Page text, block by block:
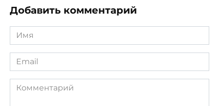
Добавить комментарий
Имя
*
Email
*
Комментарий